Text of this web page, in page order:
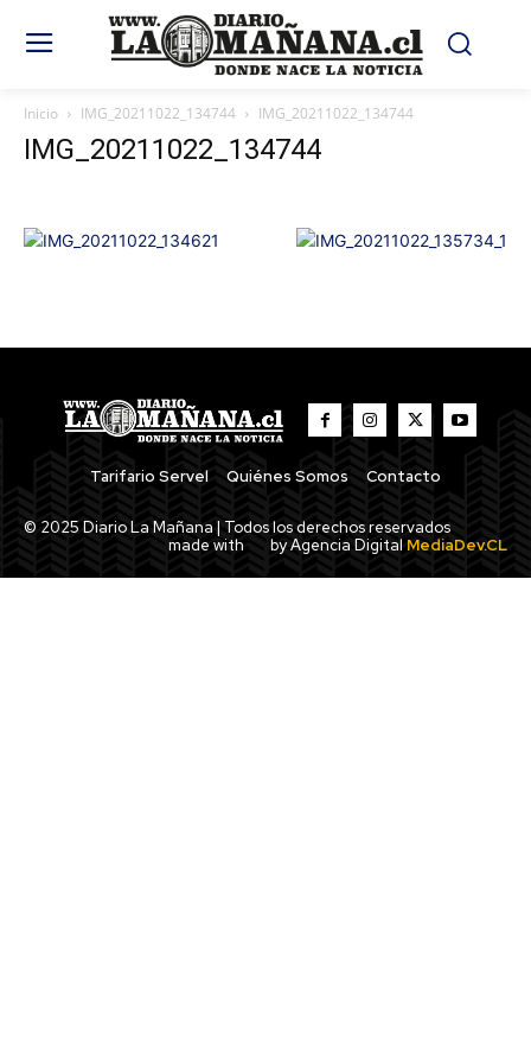
Inicio IMG_20211022_134744 IMG_20211022_134744
IMG_20211022_134744
Tarifario Servel Quiénes Somos Contacto
© 2025 Diario La Mañana | Todos los derechos reservados
made with
by Agencia Digital MediaDev.CL